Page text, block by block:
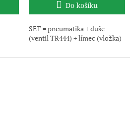
Do košíku
SET = pneumatika + duše
(ventil TR444) + límec (vložka)